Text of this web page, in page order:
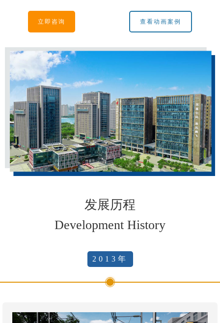
立即咨询 查看动画案例
发展历程
Development History
2013年